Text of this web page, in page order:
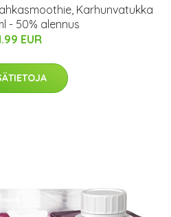
Karhunvatukka
- 50% alennus
EUR